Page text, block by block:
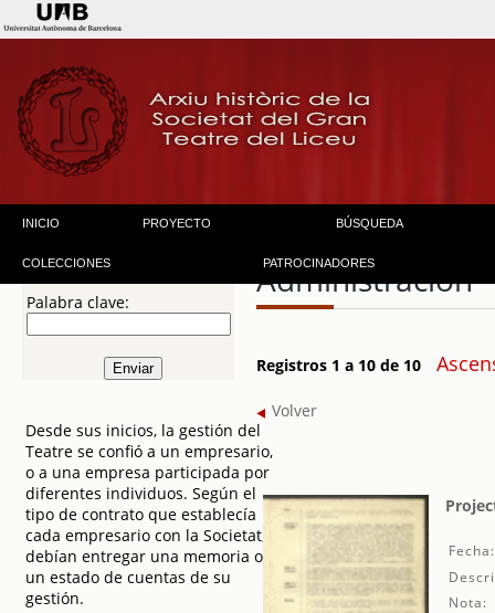
INICIO PROYECTO BÚSQUEDA
COLECCIONES PATROCINADORES
Palabra clave:
Desde sus inicios, la gestión del
Teatre se confió a un empresario,
o a una empresa participada por
diferentes individuos. Según el
tipo de contrato que establecía
cada empresario con la Societat,
debían entregar una memoria o
un estado de cuentas de su
gestión.
Administración
Registros 1 a 10 de 10
Volver
Fecha:
Nota: